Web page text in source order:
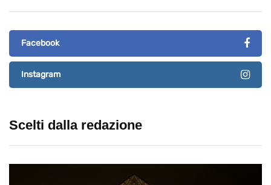
Facebook
Instagram
Scelti dalla redazione